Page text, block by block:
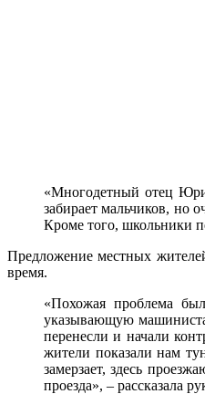
«Многодетный отец
забирает мальчиков, но
Кроме того, школьники
Предложение местных
время.
«Похожая проблема
указывающую
перенесли и начали
жители показали нам
замерзает, здесь
проезда», – рассказала